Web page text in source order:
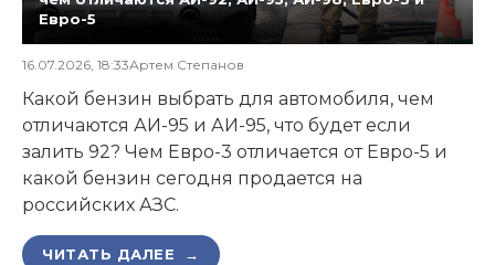
Евро-5
16.07.2026, 18:33Артем Степанов
Какой бензин выбрать для автомобиля, чем
отличаются АИ-95 и АИ-95, что будет если
залить 92? Чем Евро-3 отличается от Евро-5 и
какой бензин сегодня продается на
российских АЗС.
ЧИТАТЬ ДАЛЕЕ →